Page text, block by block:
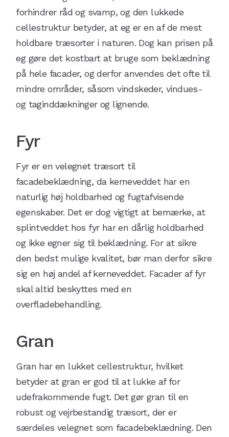
forhindrer råd og svamp, og den lukkede
cellestruktur betyder, at eg er en af de mest
holdbare træsorter i naturen. Dog kan prisen på
eg gøre det kostbart at bruge som beklædning
på hele facader, og derfor anvendes det ofte til
mindre områder, såsom vindskeder, vindues-
og taginddækninger og lignende.
Fyr
Fyr er en velegnet træsort til
facadebeklædning, da kerneveddet har en
naturlig høj holdbarhed og fugtafvisende
egenskaber. Det er dog vigtigt at bemærke, at
splintveddet hos fyr har en dårlig holdbarhed
og ikke egner sig til beklædning. For at sikre
den bedst mulige kvalitet, bør man derfor sikre
sig en høj andel af kerneveddet. Facader af fyr
skal altid beskyttes med en
overfladebehandling.
Gran
Gran har en lukket cellestruktur, hvilket
betyder at gran er god til at lukke af for
udefrakommende fugt. Det gør gran til en
robust og vejrbestandig træsort, der er
særdeles velegnet som facadebeklædning. Den